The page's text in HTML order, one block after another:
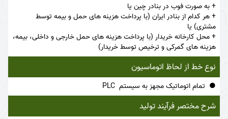
+ به صورت فوب در بنادر چین یا
+ هر کدام از بنادر ایران (با پرداخت هزینه های حمل و بیمه توسط
مشتری) یا
+ محل کارخانه خریدار (با پرداخت هزینه های حمل خارجی و داخلی، بیمه،
هزینه های گمرکی و ترخیص توسط خریدار)
نوع خط از لحاظ اتوماسیون
تمام اتوماتیک مجهز به سیستم PLC
شرح مختصر فرآیند تولید